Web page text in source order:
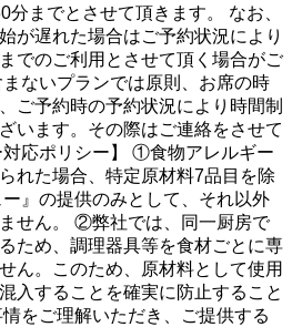
までとさせて頂きます。 なお、
が遅れた場合はご予約状況により
でのご利用とさせて頂く場合がご
ないプランでは原則、お席の時
ご予約時の予約状況により時間制
います。その際はご連絡をさせて
応ポリシー】 ①食物アレルギー
れた場合、特定原材料7品目を除
』の提供のみとして、それ以外
せん。 ②弊社では、同一厨房で
ため、調理器具等を食材ごとに専
ん。このため、原材料として使用
入することを確実に防止すること
をご理解いただき、ご提供する